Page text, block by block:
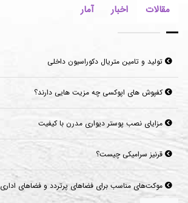
مقالات اخبار آمار
تولید و تامین متریال دکوراسیون داخلی
کفپوش های اپوکسی چه مزیت هایی دارند؟
مزایای نصب پوستر دیواری مدرن با کیفیت
قرنیز سرامیکی چیست؟
موکت‌های مناسب برای فضاهای پرتردد و فضاهای اداری